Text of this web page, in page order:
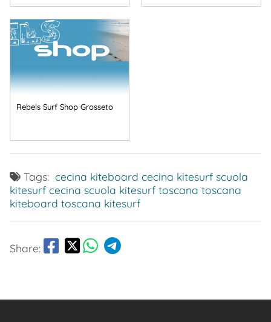
Rebels Surf Shop Grosseto
Tags: cecina kiteboard cecina kitesurf scuola
kitesurf cecina scuola kitesurf toscana toscana
kiteboard toscana kitesurf
Share: